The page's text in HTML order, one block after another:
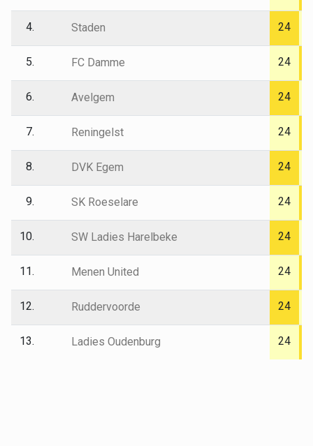
4. Staden 24
5. FC Damme 24
6. Avelgem 24
7. Reningelst 24
8. DVK Egem 24
9. SK Roeselare 24
10. SW Ladies Harelbeke 24
11. Menen United 24
12. Ruddervoorde 24
13. Ladies Oudenburg 24